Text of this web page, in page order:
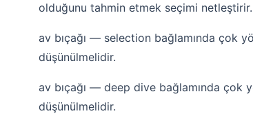
olduğunu tahmin etmek seçimi netleştirir.
av bıçağı — selection bağlamında çok
düşünülmelidir.
av bıçağı — deep dive bağlamında çok
düşünülmelidir.